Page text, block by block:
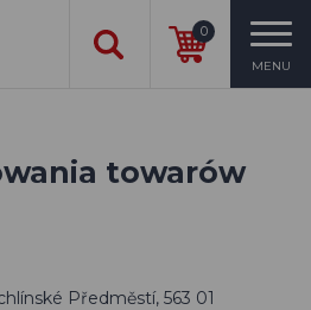
0
MENU
towarów
Předměstí, 563 01